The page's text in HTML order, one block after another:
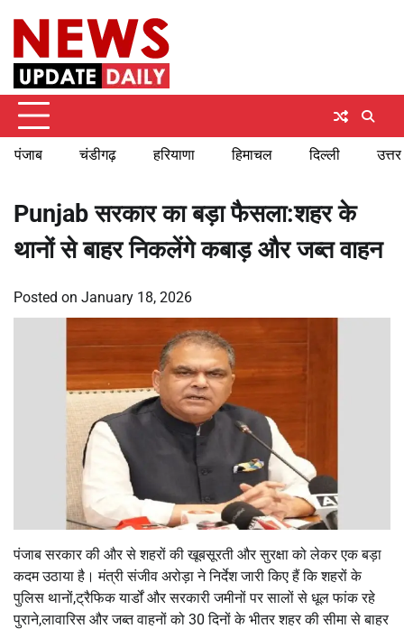
content
पंजाब चंडीगढ़ हरियाणा हिमाचल दिल्ली
Punjab सरकार का बड़ा फैसला:शहर के
थानों से बाहर निकलेंगे कबाड़ और जब्त वाहन
Posted on January 18, 2026
पंजाब सरकार की और से शहरों की खूबसूरती और सुरक्षा को लेकर एक बड़ा
कदम उठाया है। मंत्री संजीव अरोड़ा ने निर्देश जारी किए हैं कि शहरों के
पुलिस थानों,ट्रैफिक यार्डों और सरकारी जमीनों पर सालों से धूल फांक रहे
पुराने,लावारिस और जब्त वाहनों को 30 दिनों के भीतर शहर की सीमा से बाहर